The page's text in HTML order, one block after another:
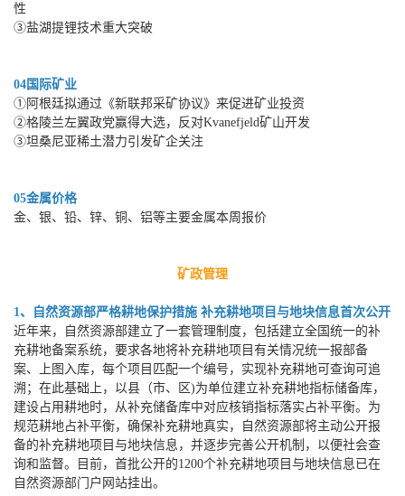
性
③盐湖提锂技术重大突破
04国际矿业
①阿根廷拟通过《新联邦采矿协议》来促进矿业投资
②格陵兰左翼政党赢得大选，反对Kvanefjeld矿山开发
③坦桑尼亚稀土潜力引发矿企关注
05金属价格
金、银、铅、锌、铜、铝等主要金属本周报价
矿政管理
1、自然资源部严格耕地保护措施 补充耕地项目与地块信息首次公开
近年来，自然资源部建立了一套管理制度，包括建立全国统一的补
充耕地备案系统，要求各地将补充耕地项目有关情况统一报部备
案、上图入库，每个项目匹配一个编号，实现补充耕地可查询可追
溯；在此基础上，以县（市、区)为单位建立补充耕地指标储备库，
建设占用耕地时，从补充储备库中对应核销指标落实占补平衡。为
规范耕地占补平衡，确保补充耕地真实，自然资源部将主动公开报
备的补充耕地项目与地块信息，并逐步完善公开机制，以便社会查
询和监督。目前，首批公开的1200个补充耕地项目与地块信息已在
自然资源部门户网站挂出。